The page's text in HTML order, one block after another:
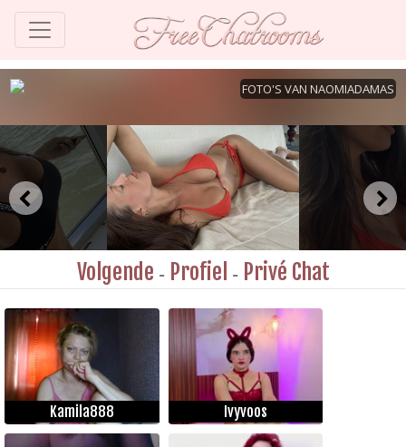
Volgende - Profiel - Privé Chat
Kamila888 Ivyvoos